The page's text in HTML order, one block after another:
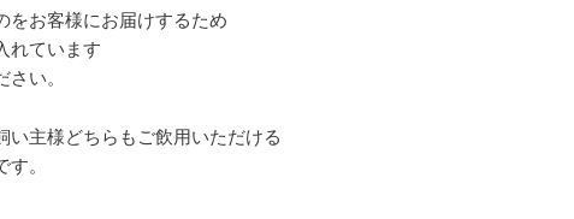
をお客様にお届けするため
れています
い。
い主様どちらもご飲用いただける
。